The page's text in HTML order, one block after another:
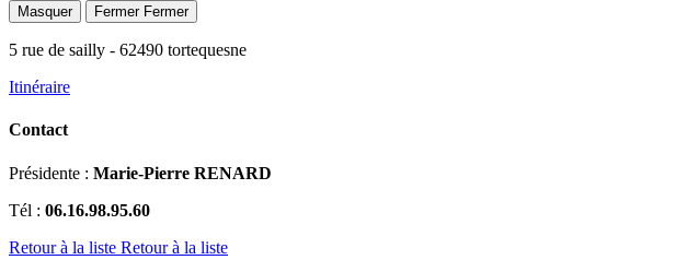
Masquer Fermer Fermer
5 rue de sailly - 62490 tortequesne
Itinéraire
Contact
Présidente : Marie-Pierre RENARD
Tél : 06.16.98.95.60
Retour à la liste Retour à la liste